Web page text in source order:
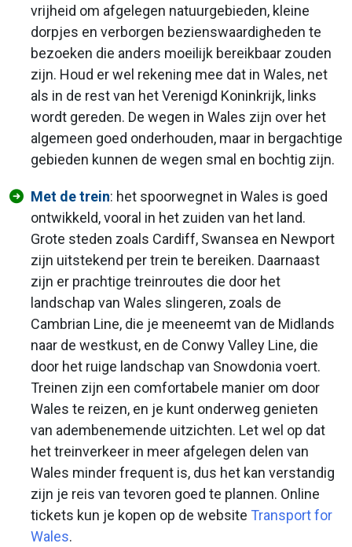
vrijheid om afgelegen natuurgebieden, kleine
dorpjes en verborgen bezienswaardigheden te
bezoeken die anders moeilijk bereikbaar zouden
zijn. Houd er wel rekening mee dat in Wales, net
als in de rest van het Verenigd Koninkrijk, links
wordt gereden. De wegen in Wales zijn over het
algemeen goed onderhouden, maar in bergachtige
gebieden kunnen de wegen smal en bochtig zijn.
Met de trein: het spoorwegnet in Wales is goed
ontwikkeld, vooral in het zuiden van het land.
Grote steden zoals Cardiff, Swansea en Newport
zijn uitstekend per trein te bereiken. Daarnaast
zijn er prachtige treinroutes die door het
landschap van Wales slingeren, zoals de
Cambrian Line, die je meeneemt van de Midlands
naar de westkust, en de Conwy Valley Line, die
door het ruige landschap van Snowdonia voert.
Treinen zijn een comfortabele manier om door
Wales te reizen, en je kunt onderweg genieten
van adembenemende uitzichten. Let wel op dat
het treinverkeer in meer afgelegen delen van
Wales minder frequent is, dus het kan verstandig
zijn je reis van tevoren goed te plannen. Online
tickets kun je kopen op de website Transport for
Wales.